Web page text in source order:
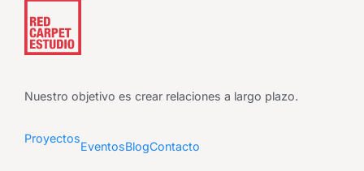
Nuestro objetivo es crear relaciones a largo plazo.
Proyectos
EventosBlogContacto